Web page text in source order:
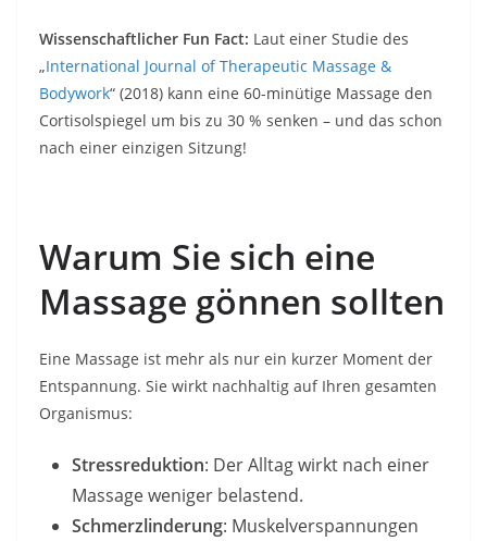
Wissenschaftlicher Fun Fact: Laut einer Studie des
„International Journal of Therapeutic Massage &
Bodywork“ (2018) kann eine 60-minütige Massage den
Cortisolspiegel um bis zu 30 % senken – und das schon
nach einer einzigen Sitzung!
Warum Sie sich eine
Massage gönnen sollten
Eine Massage ist mehr als nur ein kurzer Moment der
Entspannung. Sie wirkt nachhaltig auf Ihren gesamten
Organismus:
Stressreduktion: Der Alltag wirkt nach einer
Massage weniger belastend.
Schmerzlinderung: Muskelverspannungen